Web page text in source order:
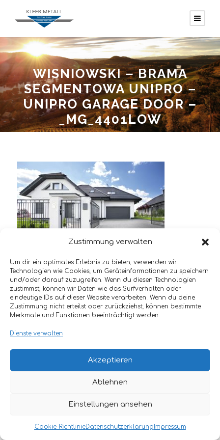
Zustimmung verwalten
Um dir ein optimales Erlebnis zu bieten, verwenden wir
Technologien wie Cookies, um Geräteinformationen zu speichern
und/oder darauf zuzugreifen. Wenn du diesen Technologien
zustimmst, können wir Daten wie das Surfverhalten oder
eindeutige IDs auf dieser Website verarbeiten. Wenn du deine
Zustimmung nicht erteilst oder zurückziehst, können bestimmte
Merkmale und Funktionen beeinträchtigt werden.
Dienste verwalten
Akzeptieren
Ablehnen
Einstellungen ansehen
Cookie-RichtlinieDatenschutzerklärungImpressum
WISNIOWSKI – BRAMA
SEGMENTOWA UNIPRO –
UNIPRO GARAGE DOOR –
_MG_4401LOW
© 2024 KLEER METALL GMBH | GOTTLIEB-